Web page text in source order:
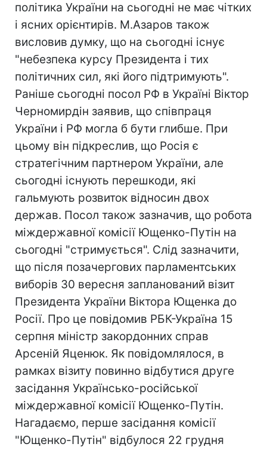
політика України на сьогодні не має чітких
і ясних орієнтирів. М.Азаров також
висловив думку, що на сьогодні існує
"небезпека курсу Президента і тих
політичних сил, які його підтримують".
Раніше сьогодні посол РФ в Україні Віктор
Черномирдін заявив, що співпраця
України і РФ могла б бути глибше. При
цьому він підкреслив, що Росія є
стратегічним партнером України, але
сьогодні існують перешкоди, які
гальмують розвиток відносин двох
держав. Посол також зазначив, що робота
міждержавної комісії Ющенко-Путін на
сьогодні "стримується". Слід зазначити,
що після позачергових парламентських
виборів 30 вересня запланований візит
Президента України Віктора Ющенка до
Росії. Про це повідомив РБК-Україна 15
серпня міністр закордонних справ
Арсеній Яценюк. Як повідомлялося, в
рамках візиту повинно відбутися друге
засідання Українсько-російської
міждержавної комісії Ющенко-Путін.
Нагадаємо, перше засідання комісії
"Ющенко-Путін" відбулося 22 грудня